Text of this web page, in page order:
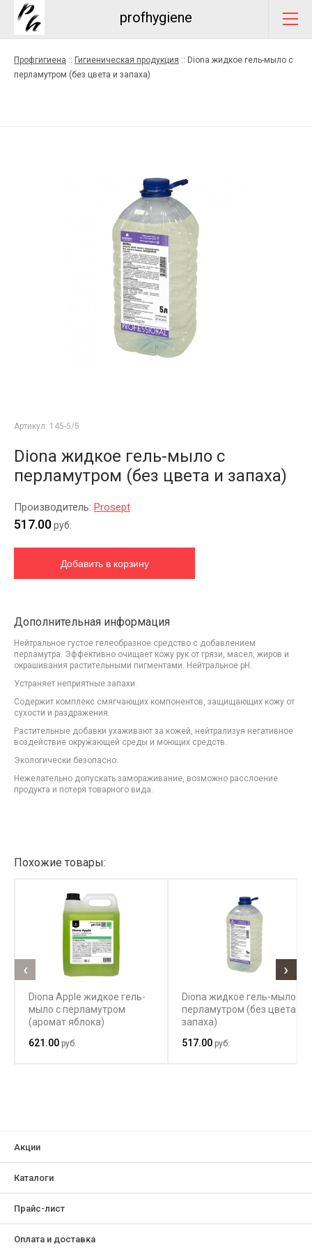
profhygiene
Профгигиена :: Гигиеническая продукция :: Diona жидкое гель-мыло с
перламутром (без цвета и запаха)
Артикул: 145-5/5
Diona жидкое гель-мыло с
перламутром (без цвета и запаха)
Производитель: Prosept
517.00руб.
Дополнительная информация
Нейтральное густое гелеобразное средство с добавлением
перламутра. Эффективно очищает кожу рук от грязи, масел, жиров и
окрашивания растительными пигментами. Нейтральное рН.
Устраняет неприятные запахи.
Содержит комплекс смягчающих компонентов, защищающих кожу от
сухости и раздражения.
Растительные добавки ухаживают за кожей, нейтрализуя негативное
воздействие окружающей среды и моющих средств.
Экологически безопасно.
Нежелательно допускать замораживание, возможно расслоение
продукта и потеря товарного вида.
Похожие товары:
Diona Apple жидкое гель-
мыло с перламутром
(аромат яблока)
621.00 руб.
Diona жидкое гель-мыло с
перламутром (без цвета и
запаха)
517.00 руб.
‹ ›
Акции
Каталоги
Прайс-лист
Оплата и доставка